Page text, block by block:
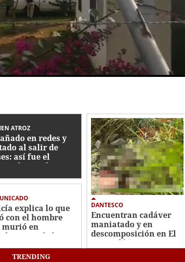
ATROZ
en redes y
al salir de
así fue el
de estudiante
explica lo que
con el hombre
murió en
de la
DANTESCO
Encuentran cadáver
maniatado y en
descomposición en El
Merendón
TRENDING